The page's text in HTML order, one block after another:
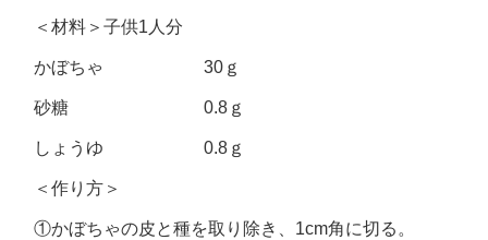
＜材料＞子供1人分
かぼちゃ 30ｇ
砂糖 0.8ｇ
しょうゆ 0.8ｇ
＜作り方＞
①かぼちゃの皮と種を取り除き、1cm角に切る。